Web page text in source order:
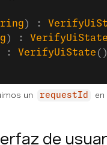
) :
) : VerifyUiState
: VerifyUiState ()
un requestId
en
de